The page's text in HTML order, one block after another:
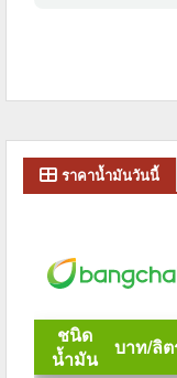
ราคาน้ำมันวันนี้